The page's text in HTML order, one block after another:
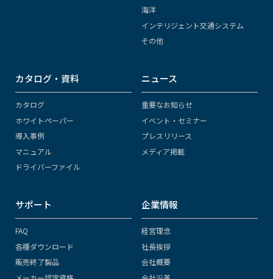
海洋
インテリジェント交通システム
その他
カタログ・資料
カタログ
ホワイトペーパー
導入事例
マニュアル
ドライバーファイル
ニュース
重要なお知らせ
イベント・セミナー
プレスリリース
メディア掲載
サポート
FAQ
各種ダウンロード
販売終了製品
企業情報
経営理念
社長挨拶
会社概要